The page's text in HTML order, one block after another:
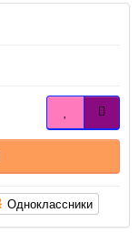
Одноклассники